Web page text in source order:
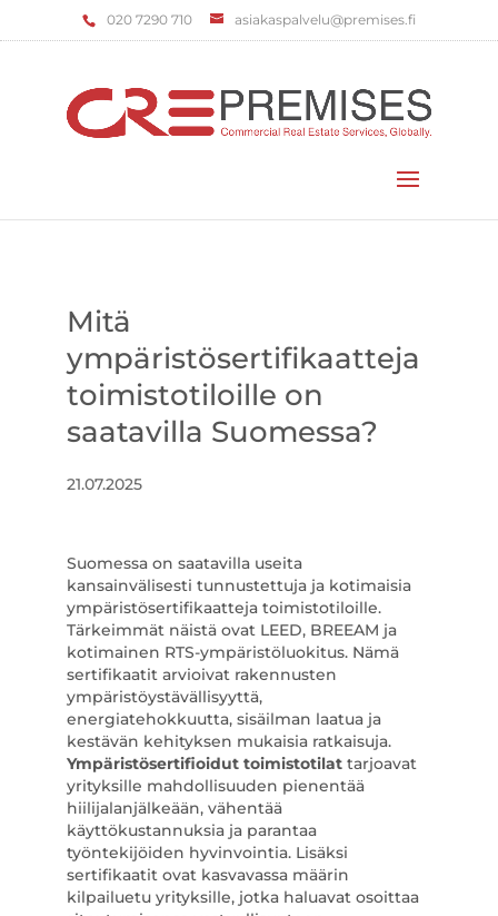
‌020 7290 710 asiakaspalvelu@premises.fi
Mitä
ympäristösertifikaatteja
toimistotiloille on
saatavilla Suomessa?
21.07.2025
Suomessa on saatavilla useita
kansainvälisesti tunnustettuja ja kotimaisia
ympäristösertifikaatteja toimistotiloille.
Tärkeimmät näistä ovat LEED, BREEAM ja
kotimainen RTS-ympäristöluokitus. Nämä
sertifikaatit arvioivat rakennusten
ympäristöystävällisyyttä,
energiatehokkuutta, sisäilman laatua ja
kestävän kehityksen mukaisia ratkaisuja.
Ympäristösertifioidut toimistotilattarjoavat
yrityksille mahdollisuuden pienentää
hiilijalanjälkeään, vähentää
käyttökustannuksia ja parantaa
työntekijöiden hyvinvointia. Lisäksi
sertifikaatit ovat kasvavassa määrin
kilpailuetu yrityksille, jotka haluavat osoittaa